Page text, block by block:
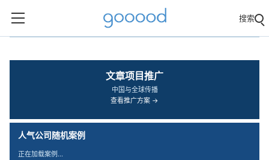
搜索
文章项目推广
中国与全球传播
查看推广方案 →
人气公司随机案例
正在加载案例…